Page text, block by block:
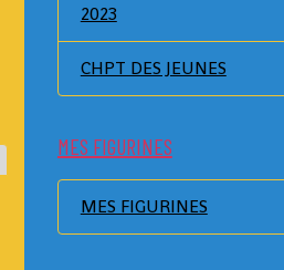
2023
CHPT DES JEUNES
MES FIGURINES
MES FIGURINES